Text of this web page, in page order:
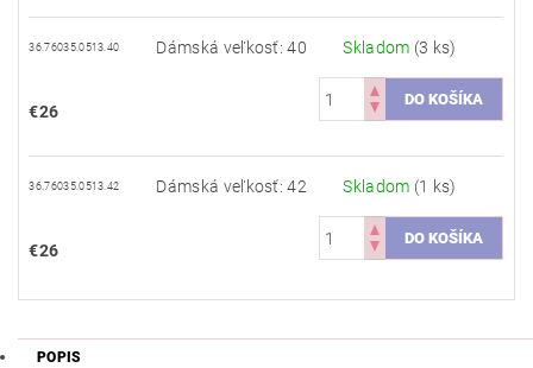
36.76035.0513.40 Dámská veľkosť: 40 Skladom (3 ks)
€26
36.76035.0513.42 Dámská veľkosť: 42 Skladom (1 ks)
€26
POPIS